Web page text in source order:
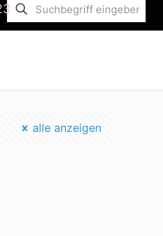
alle anzeigen